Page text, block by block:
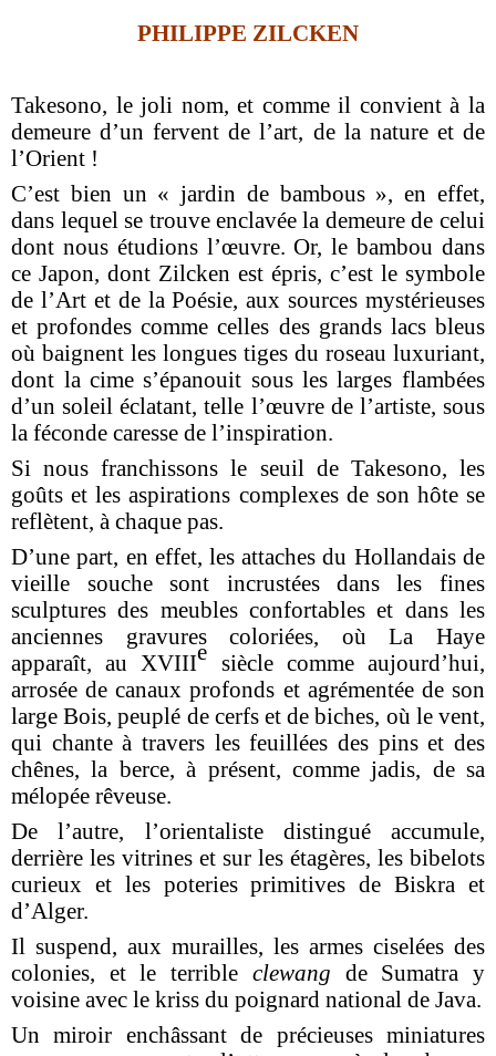
PHILIPPE ZILCKEN
Takesono, le joli nom, et comme il convient à la
demeure d’un fervent de l’art, de la nature et de
l’Orient !
C’est bien un « jardin de bambous », en effet,
dans lequel se trouve enclavée la demeure de celui
dont nous étudions l’œuvre. Or, le bambou dans
ce Japon, dont Zilcken est épris, c’est le symbole
de l’Art et de la Poésie, aux sources mystérieuses
et profondes comme celles des grands lacs bleus
où baignent les longues tiges du roseau luxuriant,
dont la cime s’épanouit sous les larges flambées
d’un soleil éclatant, telle l’œuvre de l’artiste, sous
la féconde caresse de l’inspiration.
Si nous franchissons le seuil de Takesono, les
goûts et les aspirations complexes de son hôte se
reflètent, à chaque pas.
D’une part, en effet, les attaches du Hollandais de
vieille souche sont incrustées dans les fines
sculptures des meubles confortables et dans les
anciennes gravures coloriées, où La Haye
apparaît, au XVIIIe siècle comme aujourd’hui,
arrosée de canaux profonds et agrémentée de son
large Bois, peuplé de cerfs et de biches, où le vent,
qui chante à travers les feuillées des pins et des
chênes, la berce, à présent, comme jadis, de sa
mélopée rêveuse.
De l’autre, l’orientaliste distingué accumule,
derrière les vitrines et sur les étagères, les bibelots
curieux et les poteries primitives de Biskra et
d’Alger.
Il suspend, aux murailles, les armes ciselées des
colonies, et le terrible clewang de Sumatra y
voisine avec le kriss du poignard national de Java.
Un miroir enchâssant de précieuses miniatures